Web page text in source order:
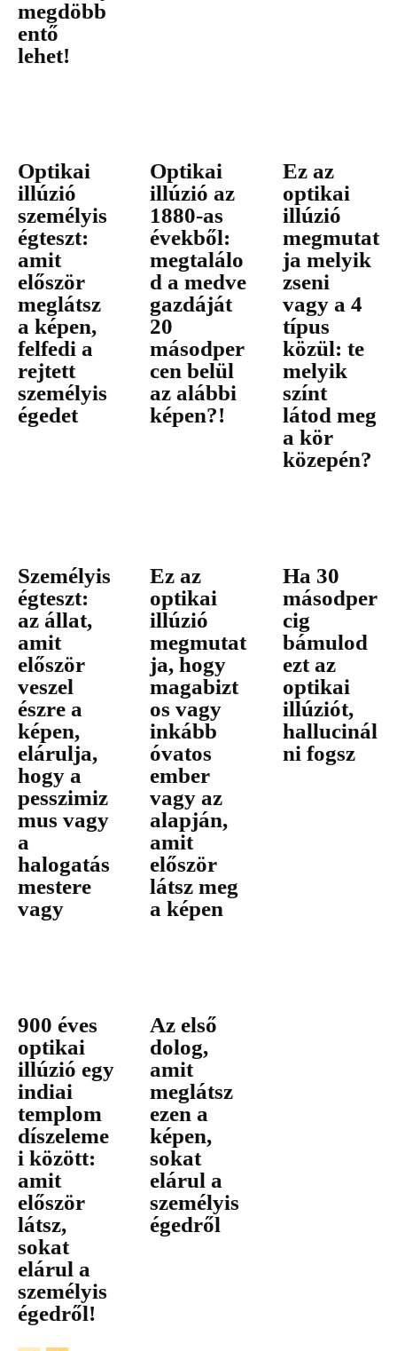
megdöbb
entő
lehet!
Optikai
illúzió
személyis
égteszt:
amit
először
meglátsz
a képen,
felfedi a
rejtett
személyis
égedet
Optikai
illúzió az
1880-as
évekből:
megtalálo
d a medve
gazdáját
20
másodper
cen belül
az alábbi
képen?!
Ez az
optikai
illúzió
megmutat
ja melyik
zseni
vagy a 4
típus
közül: te
melyik
színt
látod meg
a kör
közepén?
Személyis
égteszt:
az állat,
amit
először
veszel
észre a
képen,
elárulja,
hogy a
pesszimiz
mus vagy
a
halogatás
mestere
vagy
Ez az
optikai
illúzió
megmutat
ja, hogy
magabizt
os vagy
inkább
óvatos
ember
vagy az
alapján,
amit
először
látsz meg
a képen
Ha 30
másodper
cig
bámulod
ezt az
optikai
illúziót,
hallucinál
ni fogsz
900 éves
optikai
illúzió egy
indiai
templom
díszeleme
i között:
amit
először
látsz,
sokat
elárul a
személyis
égedről!
Az első
dolog,
amit
meglátsz
ezen a
képen,
sokat
elárul a
személyis
égedről